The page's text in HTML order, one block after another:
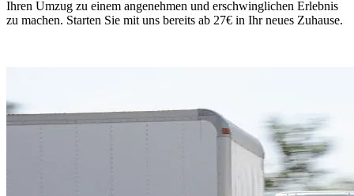
Ihren Umzug zu einem angenehmen und erschwinglichen Erlebnis
zu machen. Starten Sie mit uns bereits ab 27€ in Ihr neues Zuhause.